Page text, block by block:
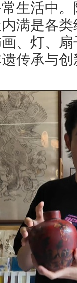
生活中
满是各
、灯、
传承与创